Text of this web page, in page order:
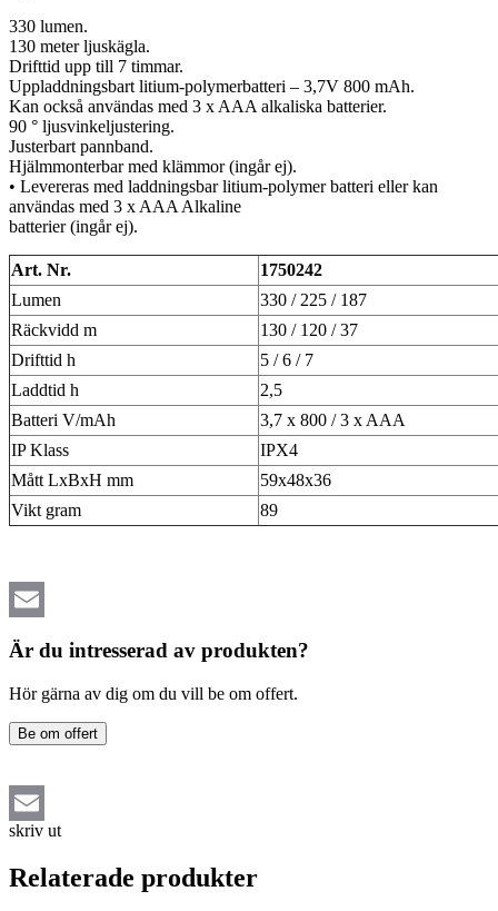
330 lumen.
130 meter ljuskägla.
Drifttid upp till 7 timmar.
Uppladdningsbart litium-polymerbatteri – 3,7V 800 mAh.
Kan också användas med 3 x AAA alkaliska batterier.
90 ° ljusvinkeljustering.
Justerbart pannband.
Hjälmmonterbar med klämmor (ingår ej).
• Levereras med laddningsbar litium-polymer batteri eller kan
användas med 3 x AAA Alkaline
batterier (ingår ej).
Art. Nr.
1750242
Lumen
330 / 225 / 187
Räckvidd m
130 / 120 / 37
Drifttid h
5 / 6 / 7
Laddtid h
2,5
Batteri V/mAh
3,7 x 800 / 3 x AAA
IP Klass
IPX4
Mått LxBxH mm
59x48x36
Vikt gram
89
Email
Är du intresserad av produkten?
Hör gärna av dig om du vill be om offert.
Be om offert
Email
skriv ut
Relaterade produkter